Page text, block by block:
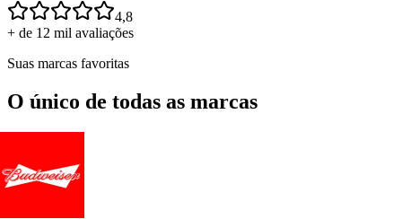
4,8
+ de 12 mil avaliações
Suas marcas favoritas
O único de todas as marcas